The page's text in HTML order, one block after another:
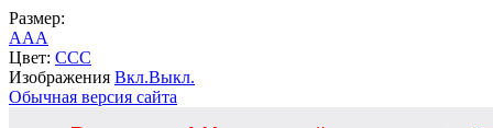
Размер:
AAA
Цвет: CCC
Изображения Вкл.Выкл.
Обычная версия сайта